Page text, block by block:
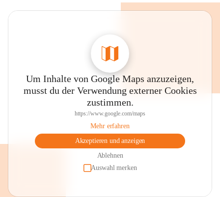
Um Inhalte von Google Maps anzuzeigen,
musst du der Verwendung externer Cookies
zustimmen.
https://www.google.com/maps
Mehr erfahren
Akzeptieren und anzeigen
Ablehnen
Auswahl merken